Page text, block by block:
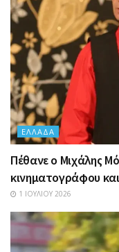
ΕΛΛΆΔΑ
Πέθανε ο Μιχάλης
κινηματογράφου
1 ΙΟΥΛΊΟΥ 2026